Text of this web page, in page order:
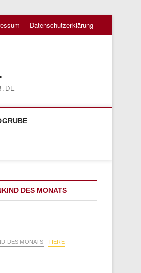
Datenschutzerklärung
DES MONATS
DES MONATS
TIERE